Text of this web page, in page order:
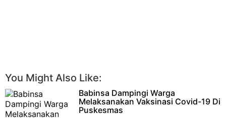
You Might Also Like:
Babinsa Dampingi Warga
Melaksanakan Vaksinasi Covid-19 Di
Puskesmas